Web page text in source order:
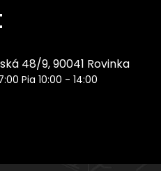
48/9, 90041 Rovinka
Pia 10:00 - 14:00